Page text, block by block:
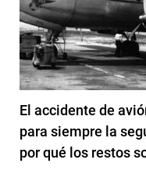
El accidente de
para siempre la
por qué los restos